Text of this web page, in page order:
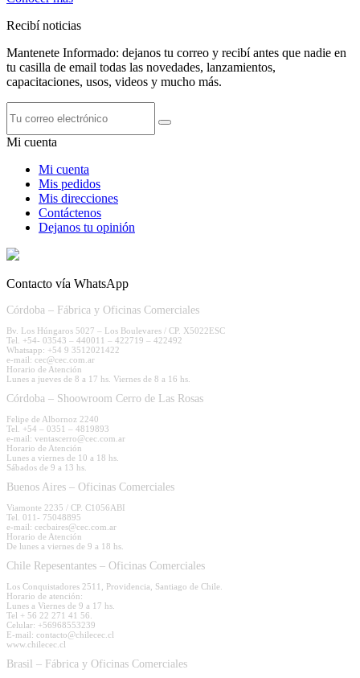
Recibí noticias
Mantenete Informado: dejanos tu correo y recibí antes que nadie en
tu casilla de email todas las novedades, lanzamientos,
capacitaciones, usos, videos y mucho más.
Mi cuenta
Mi cuenta
Mis pedidos
Mis direcciones
Contáctenos
Dejanos tu opinión
Contacto vía WhatsApp
Córdoba – Fábrica y Oficinas Comerciales
Bv. Los Húngaros 5027 – Los Boulevares / CP. X5022ESC
Tel. +54- 03543 – 440011 – 422719 – 422492
Whatsapp: +54 9 3512021422
e-mail: cec@cec.com.ar
Horario de Atención
Lunes a jueves de 8 a 17 hs. Viernes de 8 a 16 hs.
Córdoba – Shoowroom Cerro de Las Rosas
Felipe de Albornoz 2240
Tel. +54 – 0351 – 4819893
e-mail: ventascerro@cec.com.ar
Horario de Atención
Lunes a viernes de 10 a 18 hs.
Sábados de 9 a 13 hs.
Buenos Aires – Oficinas Comerciales
Viamonte 2235 / CP. C1056ABI
Tel. 011- 75048895
e-mail: cecbaires@cec.com.ar
Horario de Atención
De lunes a viernes de 9 a 18 hs.
Chile Repesentantes – Oficinas Comerciales
Los Conquistadores 2511, Providencia, Santiago de Chile.
Horario de atención:
Lunes a Viernes de 9 a 17 hs.
Tel + 56 22 271 41 56.
Celular: +56968553239
E-mail: contacto@chilecec.cl
www.chilecec.cl
Brasil – Fábrica y Oficinas Comerciales